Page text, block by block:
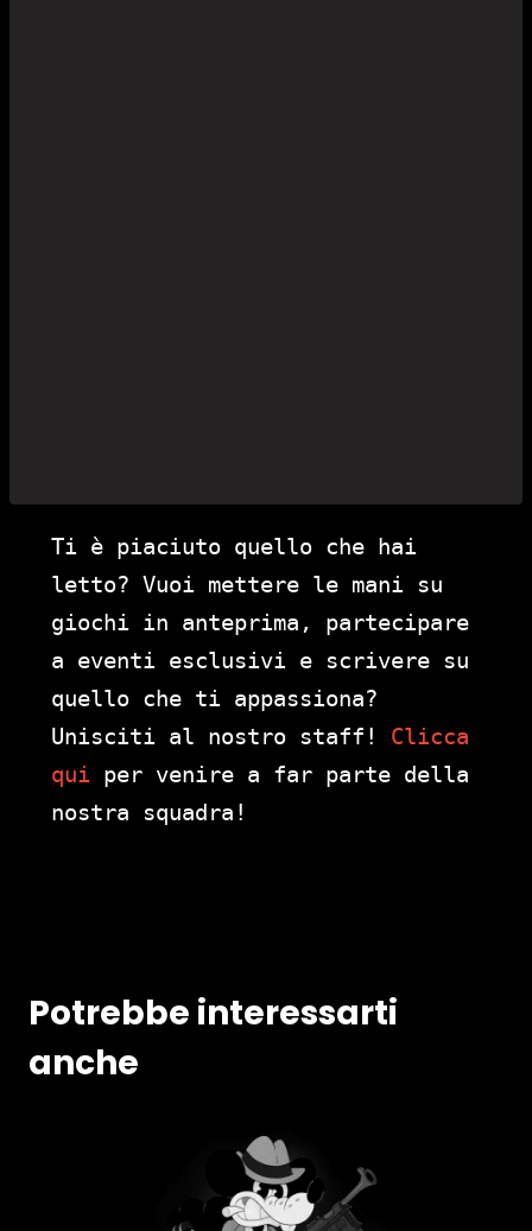
Ti è piaciuto quello che hai
letto? Vuoi mettere le mani su
giochi in anteprima, partecipare
a eventi esclusivi e scrivere su
quello che ti appassiona?
Unisciti al nostro staff! Clicca
qui per venire a far parte della
nostra squadra!
Potrebbe interessarti
anche